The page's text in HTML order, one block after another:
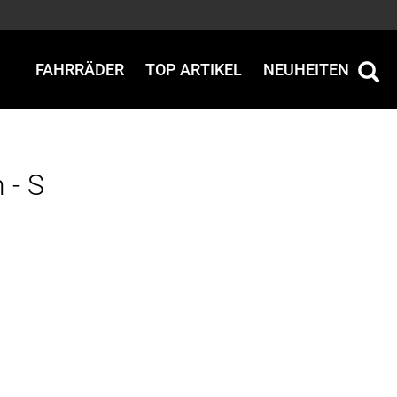
FAHRRÄDER TOP ARTIKEL NEUHEITEN
- S